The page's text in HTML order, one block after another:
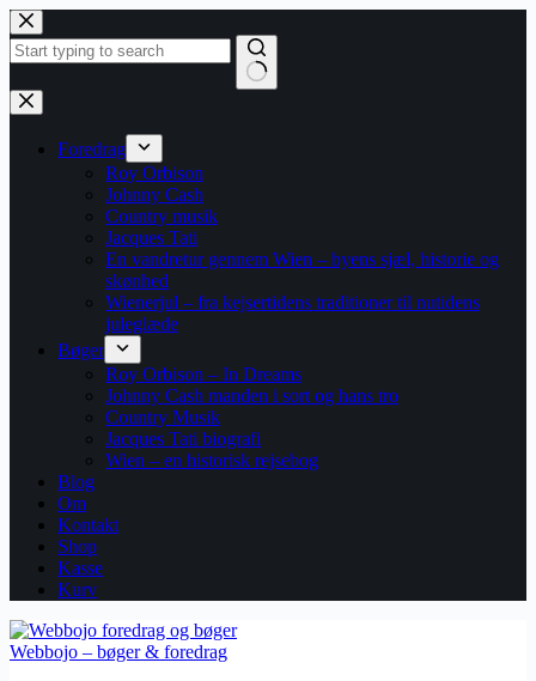
Fortsæt
til
indhold
Ingen
resultater
Foredrag
Roy Orbison
Johnny Cash
Country musik
Jacques Tati
En vandretur gennem Wien – byens sjæl, historie og
skønhed
Wienerjul – fra kejsertidens traditioner til nutidens
juleglæde
Bøger
Roy Orbison – In Dreams
Johnny Cash manden i sort og hans tro
Country Musik
Jacques Tati biografi
Wien – en historisk rejsebog
Blog
Om
Kontakt
Shop
Kasse
Kurv
Webbojo – bøger & foredrag